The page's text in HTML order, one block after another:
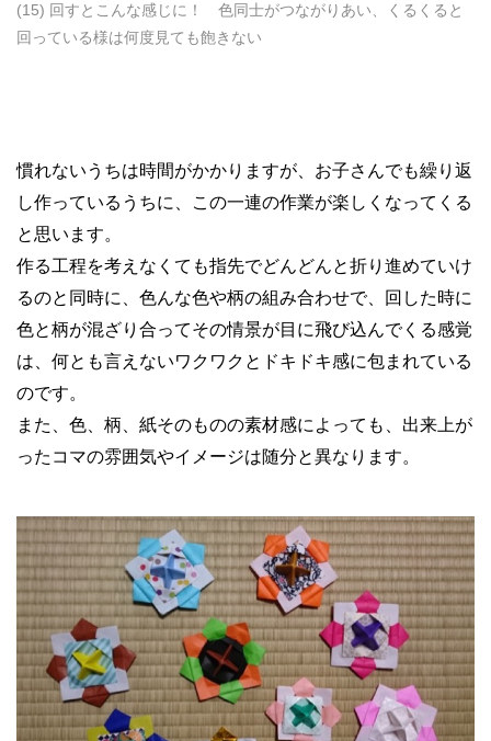
(15) 回すとこんな感じに！ 色同士がつながりあい、くるくると
回っている様は何度見ても飽きない
慣れないうちは時間がかかりますが、お子さんでも繰り返
し作っているうちに、この一連の作業が楽しくなってくる
と思います。
作る工程を考えなくても指先でどんどんと折り進めていけ
るのと同時に、色んな色や柄の組み合わせで、回した時に
色と柄が混ざり合ってその情景が目に飛び込んでくる感覚
は、何とも言えないワクワクとドキドキ感に包まれている
のです。
また、色、柄、紙そのものの素材感によっても、出来上が
ったコマの雰囲気やイメージは随分と異なります。